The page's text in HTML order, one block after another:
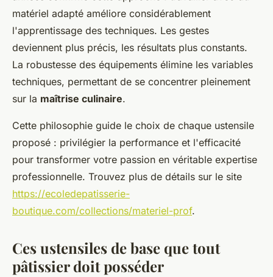
matériel adapté améliore considérablement
l'apprentissage des techniques. Les gestes
deviennent plus précis, les résultats plus constants.
La robustesse des équipements élimine les variables
techniques, permettant de se concentrer pleinement
sur la maîtrise culinaire.
Cette philosophie guide le choix de chaque ustensile
proposé : privilégier la performance et l'efficacité
pour transformer votre passion en véritable expertise
professionnelle. Trouvez plus de détails sur le site
https://ecoledepatisserie-
boutique.com/collections/materiel-prof.
Ces ustensiles de base que tout
pâtissier doit posséder